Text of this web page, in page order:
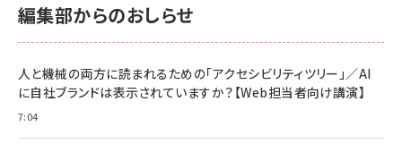
anan(アンアン)2026/06/24号 No.2500増刊
スペシャルエディション[王道エンタメの矜持／
￥1,100
年後半、あなたの恋と運命／山田涼介]
NIMASO ガラスフィルム iPhone 17 用 保護フィ
すい ガイド枠付き いPhone17 (6.3インチ) 対応
2枚セット DSP25F1698
￥1,599
【New】Amazon Fire TV Stick HD | 手軽にスト
Amazon eギフトカード - Amazonロゴ - クラ
￥5,000
ケーブル Anker絡まないケーブル 240W 結束バン
編集部からのおしらせ
人と機械の両方に読まれるための「アクセシビリティツリー」／AI
に自社ブランドは表示されていますか？【Web担当者向け講演】
7:04